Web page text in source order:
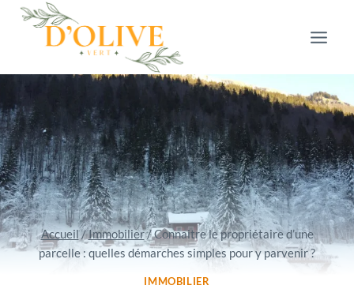
Aller
Accueil /Immobilier/Connaitre le propriétaire d’une
parcelle : quelles démarches simples pour y parvenir ?
IMMOBILIER